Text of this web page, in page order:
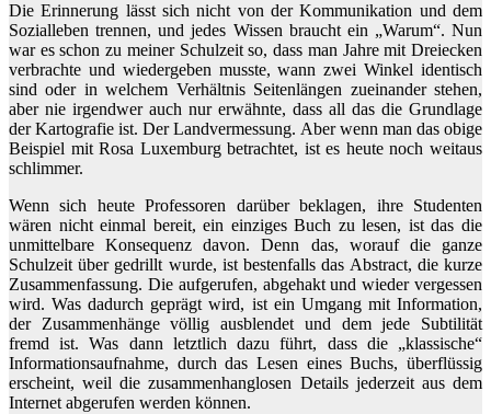
Die Erinnerung lässt sich nicht von der Kommunikation und dem
Sozialleben trennen, und jedes Wissen braucht ein „Warum“. Nun
war es schon zu meiner Schulzeit so, dass man Jahre mit Dreiecken
verbrachte und wiedergeben musste, wann zwei Winkel identisch
sind oder in welchem Verhältnis Seitenlängen zueinander stehen,
aber nie irgendwer auch nur erwähnte, dass all das die Grundlage
der Kartografie ist. Der Landvermessung. Aber wenn man das obige
Beispiel mit Rosa Luxemburg betrachtet, ist es heute noch weitaus
schlimmer.
Wenn sich heute Professoren darüber beklagen, ihre Studenten
wären nicht einmal bereit, ein einziges Buch zu lesen, ist das die
unmittelbare Konsequenz davon. Denn das, worauf die ganze
Schulzeit über gedrillt wurde, ist bestenfalls das Abstract, die kurze
Zusammenfassung. Die aufgerufen, abgehakt und wieder vergessen
wird. Was dadurch geprägt wird, ist ein Umgang mit Information,
der Zusammenhänge völlig ausblendet und dem jede Subtilität
fremd ist. Was dann letztlich dazu führt, dass die „klassische“
Informationsaufnahme, durch das Lesen eines Buchs, überflüssig
erscheint, weil die zusammenhanglosen Details jederzeit aus dem
Internet abgerufen werden können.